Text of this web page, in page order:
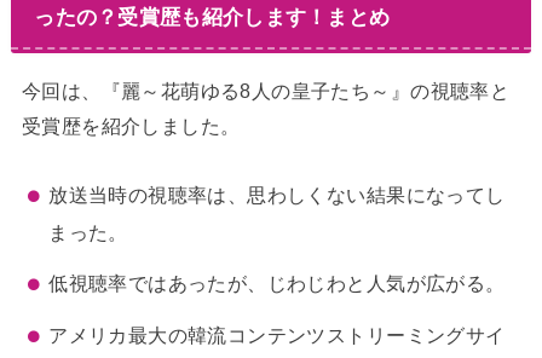
ったの？受賞歴も紹介します！まとめ
今回は、『麗～花萌ゆる8人の皇子たち～』の視聴率と
受賞歴を紹介しました。
放送当時の視聴率は、思わしくない結果になってし
まった。
低視聴率ではあったが、じわじわと人気が広がる。
アメリカ最大の韓流コンテンツストリーミングサイ